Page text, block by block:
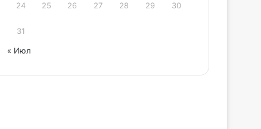
24 25 26 27 28 29 30
31
« Июл